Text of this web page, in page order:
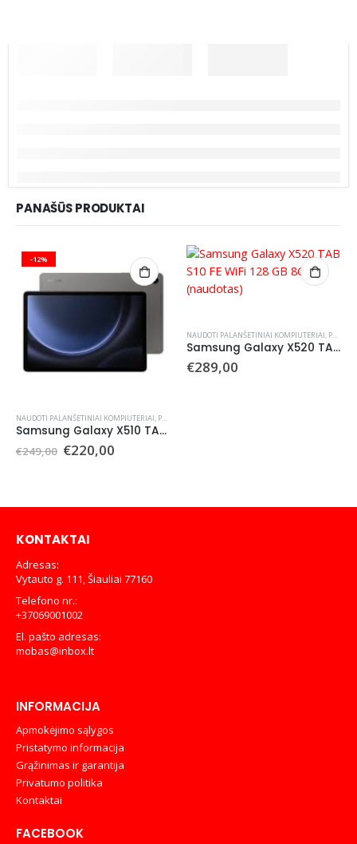
PANAŠŪS PRODUKTAI
-12%
NAUDOTI PALANŠETINIAI KOMPIUTERIAI, PLANŠETINIAI KOMPIUTERIAI
Samsung Galaxy X510 TAB S9 FE WiFi 128 GB (naudotas)
€249,00 Original
€220,00Current
NAUDOTI PALANŠETINIAI KOMPIUTERIAI, PLANŠETINIAI KOMPIUTERIAI
Samsung Galaxy X520 TAB S10 FE WiFi 128 GB 8GB (naudotas)
€289,00
KONTAKTAI
Adresas:
Vytauto g. 111, Šiauliai 77160
Telefono nr.:
+37069001002
El. pašto adresas:
mobas@inbox.lt
INFORMACIJA
Apmokėjimo sąlygos
Pristatymo informacija
Grąžinimas ir garantija
Privatumo politika
Kontaktai
FACEBOOK